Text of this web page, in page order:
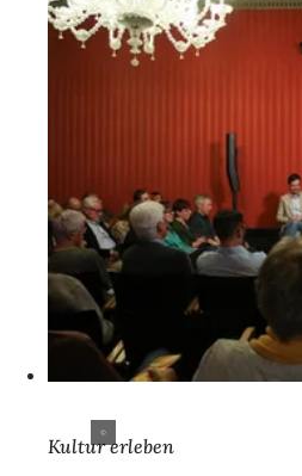
Kultur erleben